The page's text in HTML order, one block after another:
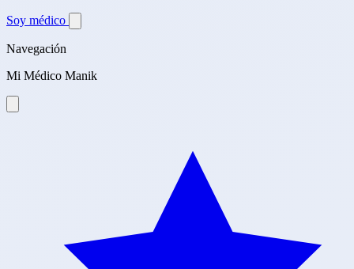
Soy médico
Navegación
Mi Médico Manik